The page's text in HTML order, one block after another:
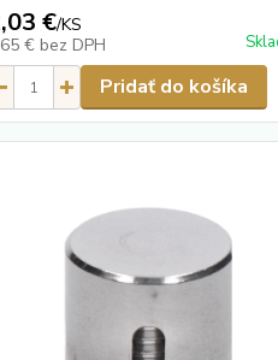
€/KS
€ bez DPH
Pridať do košíka